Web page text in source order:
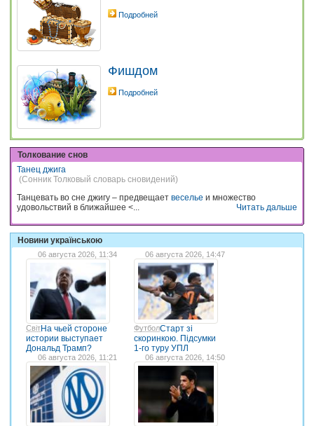
Подробней
Фишдом
Подробней
Толкование снов
Танец джига
(Сонник Толковый словарь сновидений)
Танцевать во сне джигу – предвещает веселье и множество
удовольствий в ближайшее <...
Читать дальше
Новини українською
06 августа 2026, 11:34
СвітНа чьей стороне
истории выступает
Дональд Трамп?
06 августа 2026, 14:47
ФутболСтарт зі
скоринкою. Підсумки
1-го туру УПЛ
06 августа 2026, 11:21 06 августа 2026, 14:50